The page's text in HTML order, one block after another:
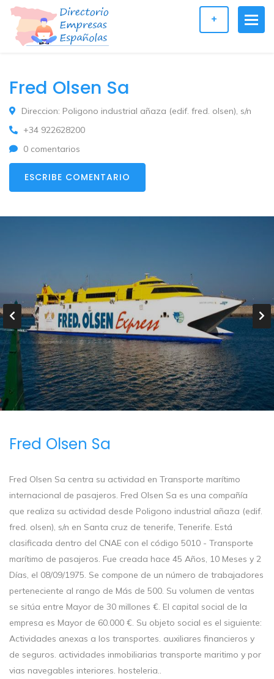
+
Fred Olsen Sa
Direccion: Poligono industrial añaza (edif. fred. olsen), s/n
+34 922628200
0 comentarios
ESCRIBE COMENTARIO
Fred Olsen Sa
Fred Olsen Sa centra su actividad en Transporte marítimo
internacional de pasajeros. Fred Olsen Sa es una compañía
que realiza su actividad desde Poligono industrial añaza (edif.
fred. olsen), s/n en Santa cruz de tenerife, Tenerife. Está
clasificada dentro del CNAE con el código 5010 - Transporte
marítimo de pasajeros. Fue creada hace 45 Años, 10 Meses y 2
Días, el 08/09/1975. Se compone de un número de trabajadores
perteneciente al rango de Más de 500. Su volumen de ventas
se sitúa entre Mayor de 30 millones €. El capital social de la
empresa es Mayor de 60.000 €. Su objeto social es el siguiente:
Actividades anexas a los transportes. auxiliares financieros y
de seguros. actividades inmobiliarias transporte maritimo y por
vias navegables interiores. hosteleria..